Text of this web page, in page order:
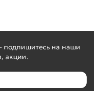
подпишитесь на наши
акции.